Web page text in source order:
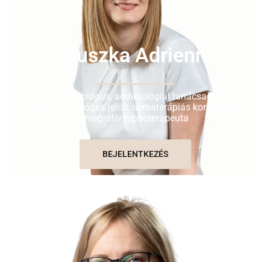
Kuszka Adrienn​
Pszichológus, addiktológiai tanácsadó
szakpszichológus jelölt, sématerápiás konzultáns,
integratív hipnoterapeuta
BEJELENTKEZÉS